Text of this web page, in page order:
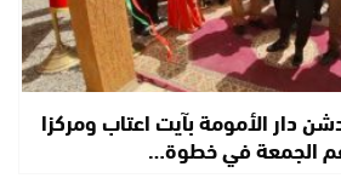
دار الأمومة بآيت اعتاب ومركزا
الجمعة في خطوة…